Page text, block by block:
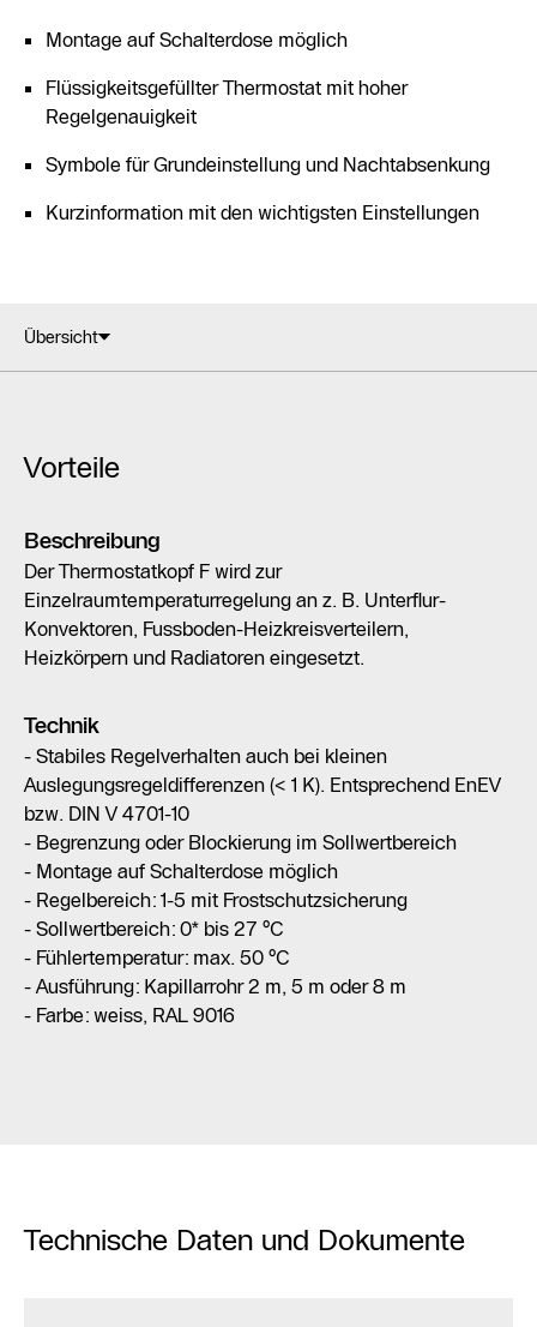
Montage auf Schalterdose möglich
Flüssigkeitsgefüllter Thermostat mit hoher
Regelgenauigkeit
Symbole für Grundeinstellung und Nachtabsenkung
Kurzinformation mit den wichtigsten Einstellungen
Übersicht
Vorteile
Beschreibung
Der Thermostatkopf F wird zur
Einzelraumtemperaturregelung an z. B. Unterflur-
Konvektoren, Fussboden-Heizkreisverteilern,
Heizkörpern und Radiatoren eingesetzt.
Technik
- Stabiles Regelverhalten auch bei kleinen
Auslegungsregeldifferenzen (< 1 K). Entsprechend EnEV
bzw. DIN V 4701-10
- Begrenzung oder Blockierung im Sollwertbereich
- Montage auf Schalterdose möglich
- Regelbereich: 1-5 mit Frostschutzsicherung
- Sollwertbereich: 0* bis 27 °C
- Fühlertemperatur: max. 50 °C
- Ausführung: Kapillarrohr 2 m, 5 m oder 8 m
- Farbe: weiss, RAL 9016
Technische Daten und Dokumente